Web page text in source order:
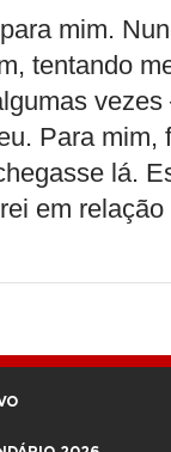
mim.
tentando
Para
lá.
em